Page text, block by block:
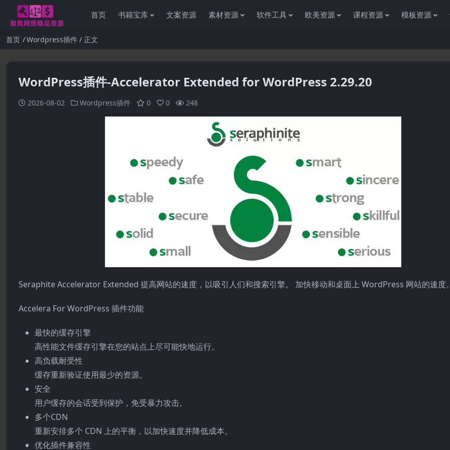
首页 书籍宝库 文案资源 素材资源 软件工具 欧美资源 课程资源 模板资源
首页 Wordpress插件 正文
WordPress插件-Accelerator Extended for WordPress 2.29.20
2026-08-02 Wordpress插件 0 0 248
Seraphite Accelerator Extended 提高网站的速度，以吸引人们和搜索引擎。 加快移动和桌面上 WordPress 网站的速度
Accelera For WordPress 插件功能
最快的缓存引擎
高性能文件缓存引擎在您的站点上尽可能快地运行。
高负载耐受性
缓存重新验证使用最少的资源。
安全
用户缓存的会话受到保护，免受暴力攻击。
多个CDN
重新安排多个 CDN 上的平衡，以加快速度并降低成本。
优化插件兼容性